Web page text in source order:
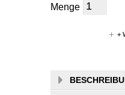
Menge
+